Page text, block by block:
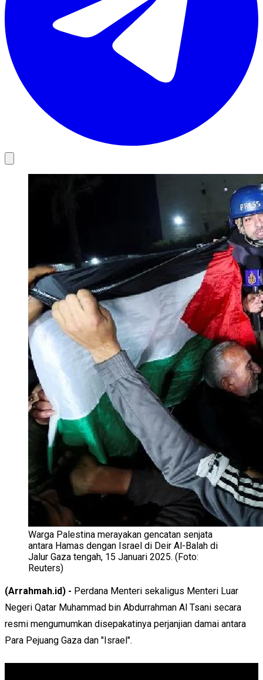
Warga Palestina merayakan gencatan senjata
antara Hamas dengan Israel di Deir Al-Balah di
Jalur Gaza tengah, 15 Januari 2025. (Foto:
Reuters)
(Arrahmah.id) - Perdana Menteri sekaligus Menteri Luar
Negeri Qatar Muhammad bin Abdurrahman Al Tsani secara
resmi mengumumkan disepakatinya perjanjian damai antara
Para Pejuang Gaza dan "Israel".